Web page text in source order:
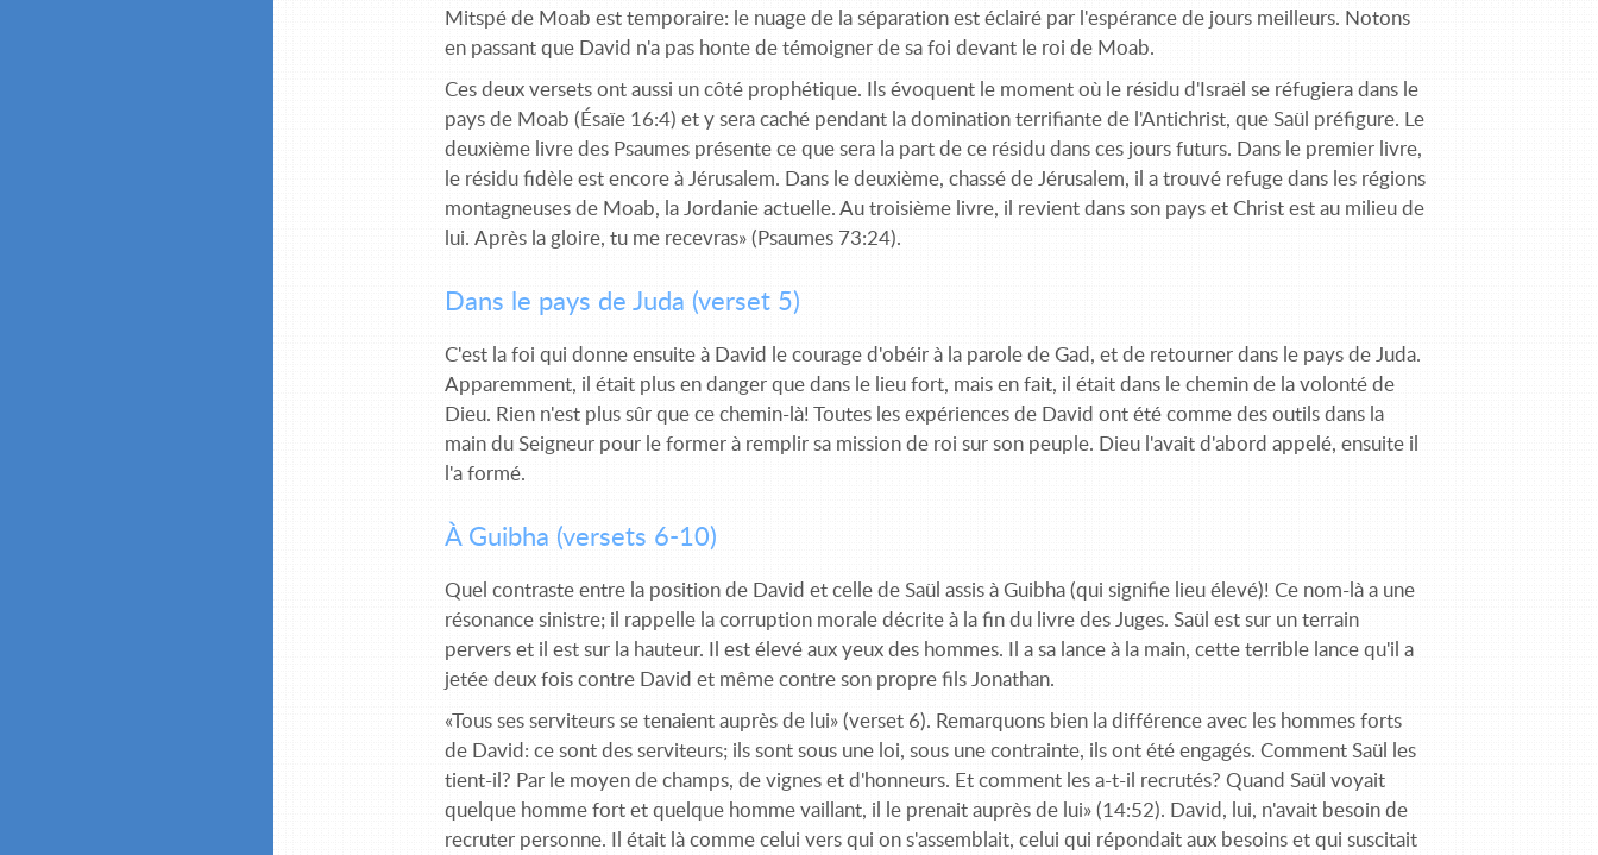
Mitspé de Moab est temporaire: le nuage de la séparation est éclairé par l'espérance de jours meilleurs. Notons
en passant que David n'a pas honte de témoigner de sa foi devant le roi de Moab.
Ces deux versets ont aussi un côté prophétique. Ils évoquent le moment où le résidu d'Israël se réfugiera dans le
pays de Moab (Ésaïe 16:4) et y sera caché pendant la domination terrifiante de l'Antichrist, que Saül préfigure. Le
deuxième livre des Psaumes présente ce que sera la part de ce résidu dans ces jours futurs. Dans le premier livre,
le résidu fidèle est encore à Jérusalem. Dans le deuxième, chassé de Jérusalem, il a trouvé refuge dans les régions
montagneuses de Moab, la Jordanie actuelle. Au troisième livre, il revient dans son pays et Christ est au milieu de
lui. Après la gloire, tu me recevras» (Psaumes 73:24).
Dans le pays de Juda (verset 5)
C'est la foi qui donne ensuite à David le courage d'obéir à la parole de Gad, et de retourner dans le pays de Juda.
Apparemment, il était plus en danger que dans le lieu fort, mais en fait, il était dans le chemin de la volonté de
Dieu. Rien n'est plus sûr que ce chemin-là! Toutes les expériences de David ont été comme des outils dans la
main du Seigneur pour le former à remplir sa mission de roi sur son peuple. Dieu l'avait d'abord appelé, ensuite il
l'a formé.
À Guibha (versets 6-10)
Quel contraste entre la position de David et celle de Saül assis à Guibha (qui signifie lieu élevé)! Ce nom-là a une
résonance sinistre; il rappelle la corruption morale décrite à la fin du livre des Juges. Saül est sur un terrain
pervers et il est sur la hauteur. Il est élevé aux yeux des hommes. Il a sa lance à la main, cette terrible lance qu'il a
jetée deux fois contre David et même contre son propre fils Jonathan.
«Tous ses serviteurs se tenaient auprès de lui» (verset 6). Remarquons bien la différence avec les hommes forts
de David: ce sont des serviteurs; ils sont sous une loi, sous une contrainte, ils ont été engagés. Comment Saül les
tient-il? Par le moyen de champs, de vignes et d'honneurs. Et comment les a-t-il recrutés? Quand Saül voyait
quelque homme fort et quelque homme vaillant, il le prenait auprès de lui» (14:52). David, lui, n'avait besoin de
recruter personne. Il était là comme celui vers qui on s'assemblait, celui qui répondait aux besoins et qui suscitait